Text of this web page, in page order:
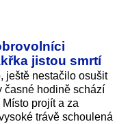
jistou smrtí
ještě nestačilo osušit
časné hodině schází
projít a za
trávě schoulená